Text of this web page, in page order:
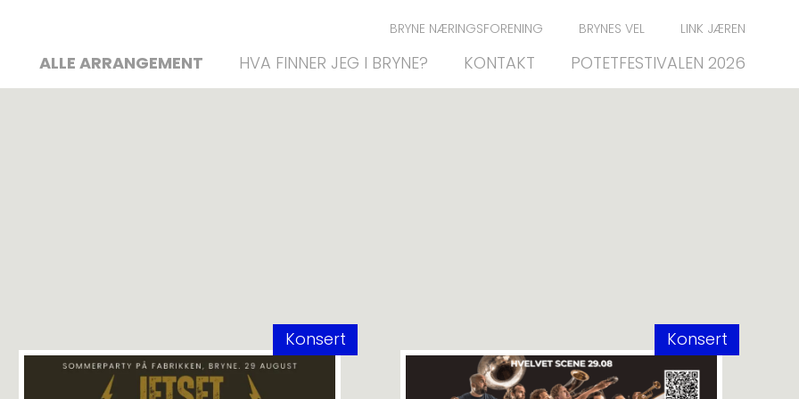
BRYNE NÆRINGSFORENING BRYNES VEL LINK JÆREN
ALLE ARRANGEMENT HVA FINNER JEG I BRYNE? KONTAKT POTETFESTIVALEN 2026
Konsert Konsert